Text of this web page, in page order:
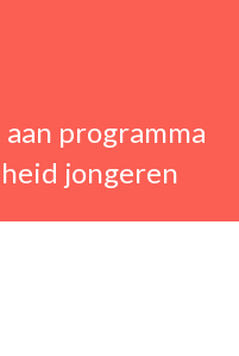
programma
jongeren